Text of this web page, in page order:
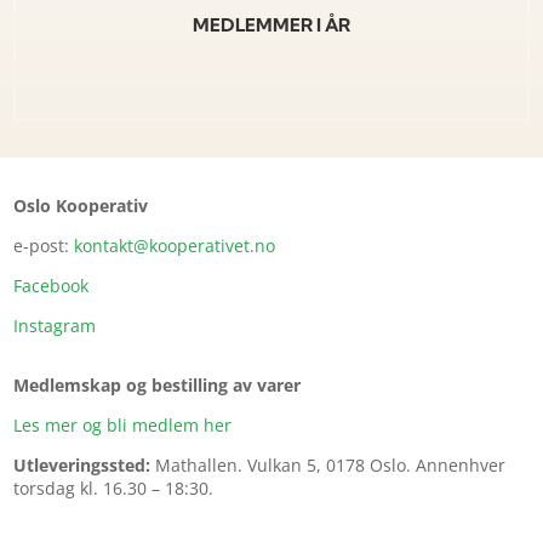
MEDLEMMER I ÅR
Oslo Kooperativ
e-post: kontakt@kooperativet.no
Facebook
Instagram
Medlemskap og bestilling av varer
Les mer og bli medlem her
Utleveringssted: Mathallen.Vulkan 5, 0178 Oslo. Annenhver
torsdag kl. 16.30 – 18:30.